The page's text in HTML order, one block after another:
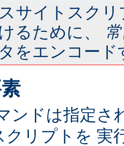
サイトスク
るために、
をエンコード
ンドは指定さ
クリプトを 実